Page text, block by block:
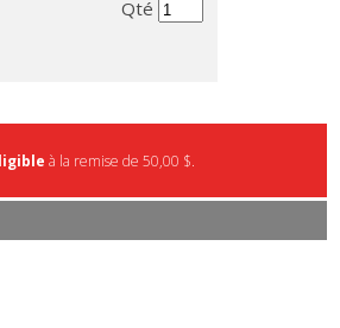
Qté
à la remise de 50,00 $.